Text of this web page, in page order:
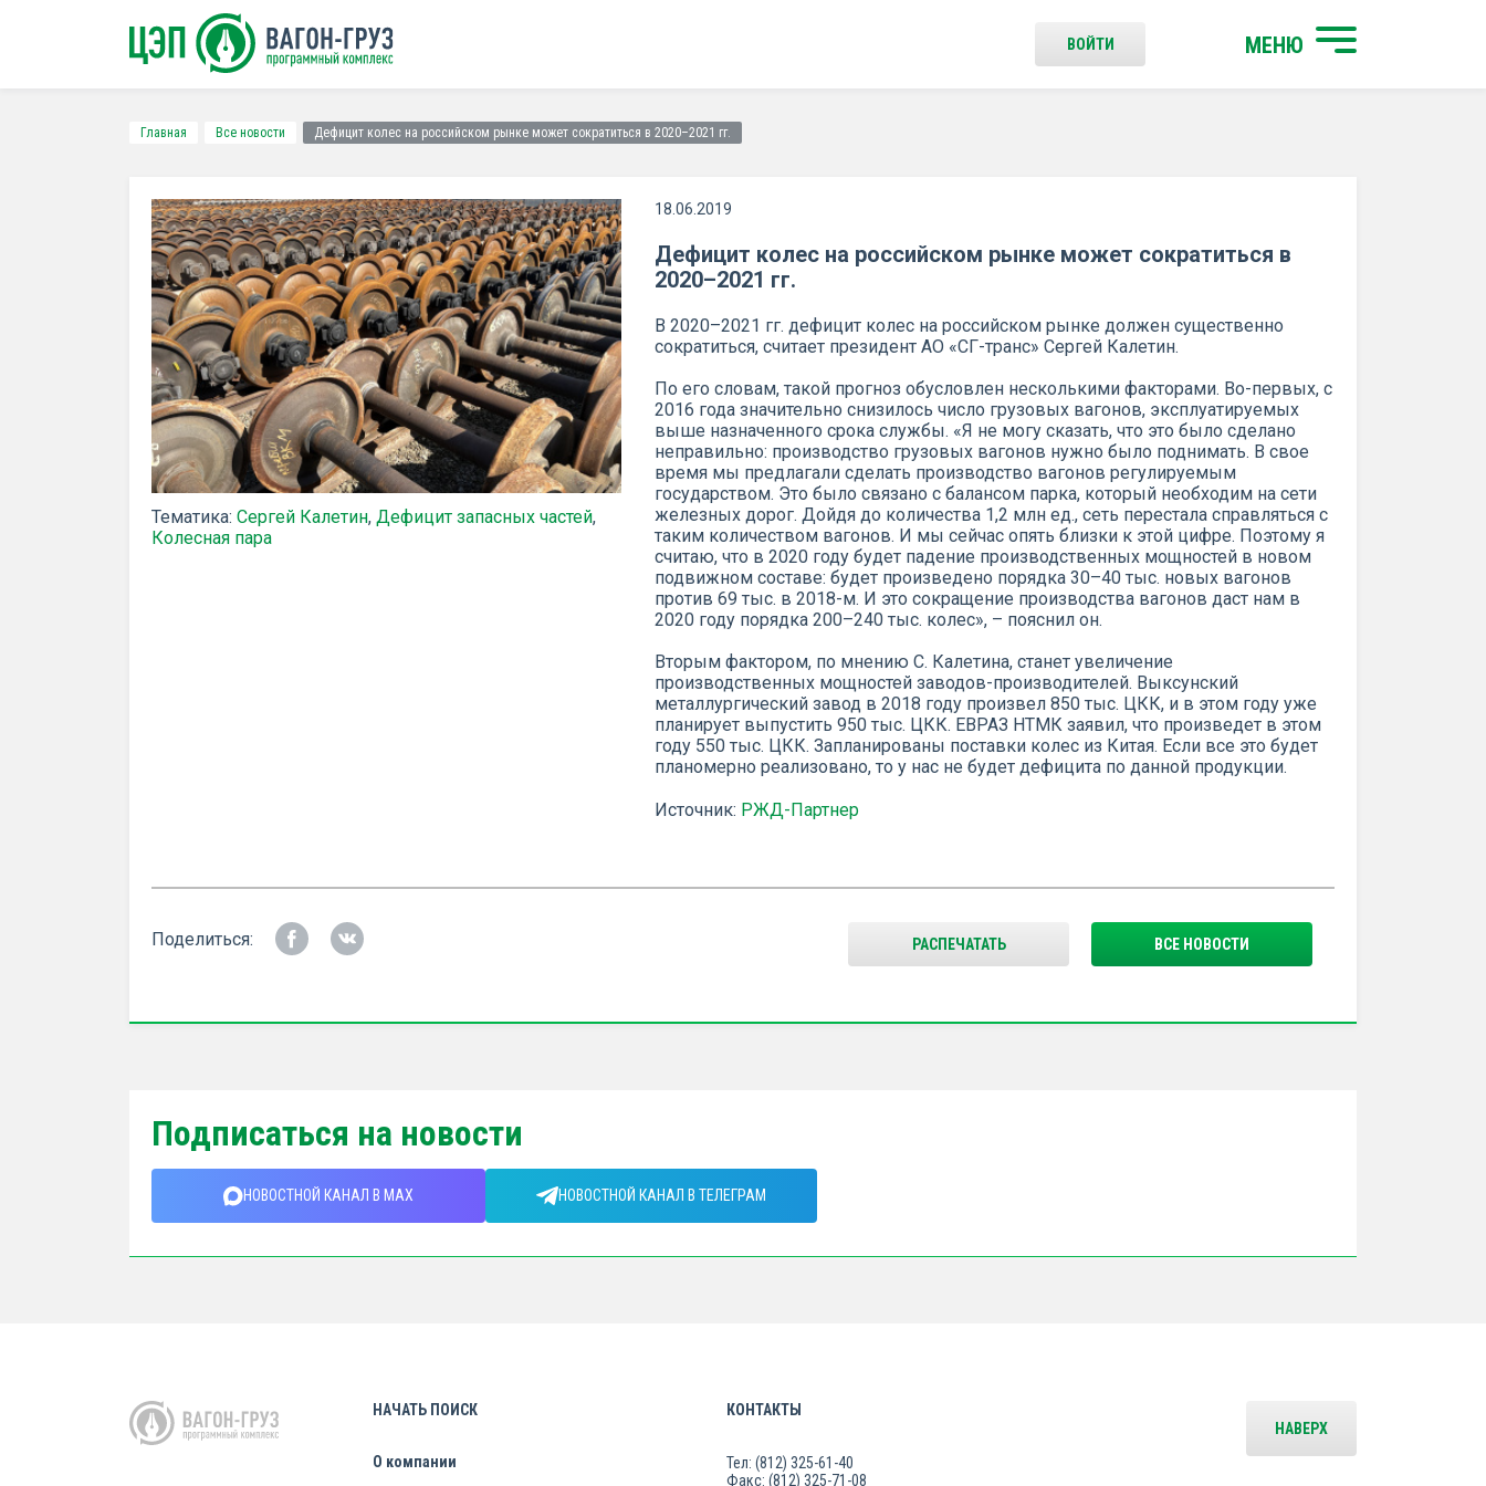
МЕНЮ
ВОЙТИ
Главная Все новости Дефицит колес на российском рынке может сократиться в 2020–2021 гг.
Тематика: Сергей Калетин, Дефицит запасных частей,
Колесная пара
18.06.2019
Дефицит колес на российском рынке может сократиться в
2020–2021 гг.
В 2020–2021 гг. дефицит колес на российском рынке должен существенно
сократиться, считает президент АО «СГ-транс» Сергей Калетин.
По его словам, такой прогноз обусловлен несколькими факторами. Во-первых, с
2016 года значительно снизилось число грузовых вагонов, эксплуатируемых
выше назначенного срока службы. «Я не могу сказать, что это было сделано
неправильно: производство грузовых вагонов нужно было поднимать. В свое
время мы предлагали сделать производство вагонов регулируемым
государством. Это было связано с балансом парка, который необходим на сети
железных дорог. Дойдя до количества 1,2 млн ед., сеть перестала справляться с
таким количеством вагонов. И мы сейчас опять близки к этой цифре. Поэтому я
считаю, что в 2020 году будет падение производственных мощностей в новом
подвижном составе: будет произведено порядка 30–40 тыс. новых вагонов
против 69 тыс. в 2018-м. И это сокращение производства вагонов даст нам в
2020 году порядка 200–240 тыс. колес», – пояснил он.
Вторым фактором, по мнению С. Калетина, станет увеличение
производственных мощностей заводов-производителей. Выксунский
металлургический завод в 2018 году произвел 850 тыс. ЦКК, и в этом году уже
планирует выпустить 950 тыс. ЦКК. ЕВРАЗ НТМК заявил, что произведет в этом
году 550 тыс. ЦКК. Запланированы поставки колес из Китая. Если все это будет
планомерно реализовано, то у нас не будет дефицита по данной продукции.
Источник: РЖД-Партнер
Поделиться: ВСЕ НОВОСТИ
РАСПЕЧАТАТЬ
Подписаться на новости
НОВОСТНОЙ КАНАЛ В MAX НОВОСТНОЙ КАНАЛ В ТЕЛЕГРАМ
НАЧАТЬ ПОИСК
О компании
КОНТАКТЫ
Тел: (812) 325-61-40
Факс: (812) 325-71-08
НАВЕРХ